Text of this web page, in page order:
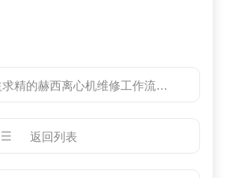
精的赫西离心机维修工作流程及技术分享
返回列表